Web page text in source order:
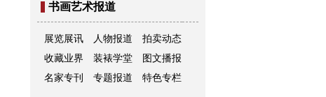
书画艺术报道
展览展讯 人物报道
拍卖动态
收藏业界
装裱学堂
图文播报
名家专刊
专题报道 特色专栏